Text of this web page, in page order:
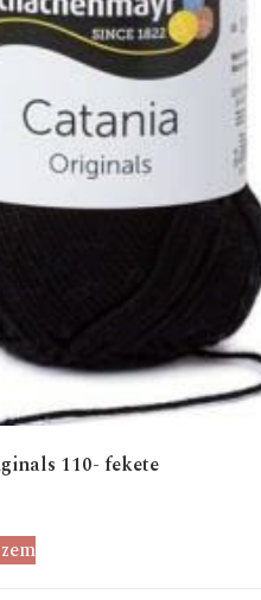
110- fekete